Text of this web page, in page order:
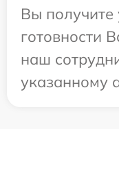
Вы получите
готовности
наш
указанному